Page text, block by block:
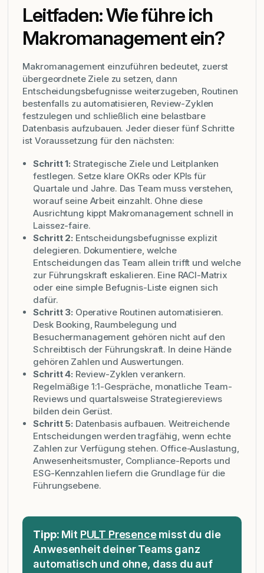
Leitfaden: Wie führe ich
Makromanagement ein?
Makromanagement einzuführen bedeutet, zuerst
übergeordnete Ziele zu setzen, dann
Entscheidungsbefugnisse weiterzugeben, Routinen
bestenfalls zu automatisieren, Review-Zyklen
festzulegen und schließlich eine belastbare
Datenbasis aufzubauen. Jeder dieser fünf Schritte
ist Voraussetzung für den nächsten:
Schritt 1: Strategische Ziele und Leitplanken
festlegen. Setze klare OKRs oder KPIs für
Quartale und Jahre. Das Team muss verstehen,
worauf seine Arbeit einzahlt. Ohne diese
Ausrichtung kippt Makromanagement schnell in
Laissez-faire.
Schritt 2: Entscheidungsbefugnisse explizit
delegieren. Dokumentiere, welche
Entscheidungen das Team allein trifft und welche
zur Führungskraft eskalieren. Eine RACI-Matrix
oder eine simple Befugnis-Liste eignen sich
dafür.
Schritt 3: Operative Routinen automatisieren.
Desk Booking, Raumbelegung und
Besuchermanagement gehören nicht auf den
Schreibtisch der Führungskraft. In deine Hände
gehören Zahlen und Auswertungen.
Schritt 4: Review-Zyklen verankern.
Regelmäßige 1:1-Gespräche, monatliche Team-
Reviews und quartalsweise Strategiereviews
bilden dein Gerüst.
Schritt 5: Datenbasis aufbauen. Weitreichende
Entscheidungen werden tragfähig, wenn echte
Zahlen zur Verfügung stehen. Office-Auslastung,
Anwesenheitsmuster, Compliance-Reports und
ESG-Kennzahlen liefern die Grundlage für die
Führungsebene.
Tipp: Mit PULT Presencemisst du die
Anwesenheit deiner Teams ganz
automatisch und ohne, dass du auf